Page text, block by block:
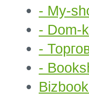
- My-
- Dom-
-
-